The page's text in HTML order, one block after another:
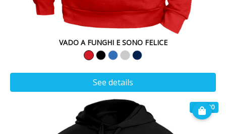
VADO A FUNGHI E SONO FELICE
See details
€ 32.90